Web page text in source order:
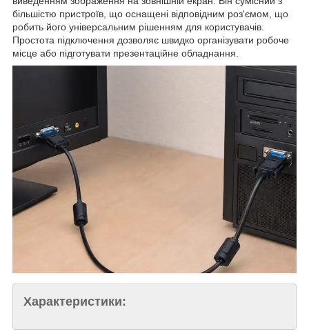
більшістю пристроїв, що оснащені відповідним роз'ємом, що
робить його універсальним рішенням для користувачів.
Простота підключення дозволяє швидко організувати робоче
місце або підготувати презентаційне обладнання.
Характеристики: